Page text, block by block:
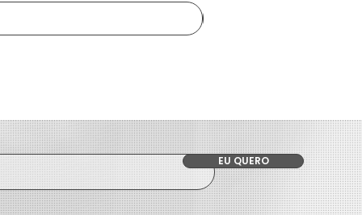
EU QUERO